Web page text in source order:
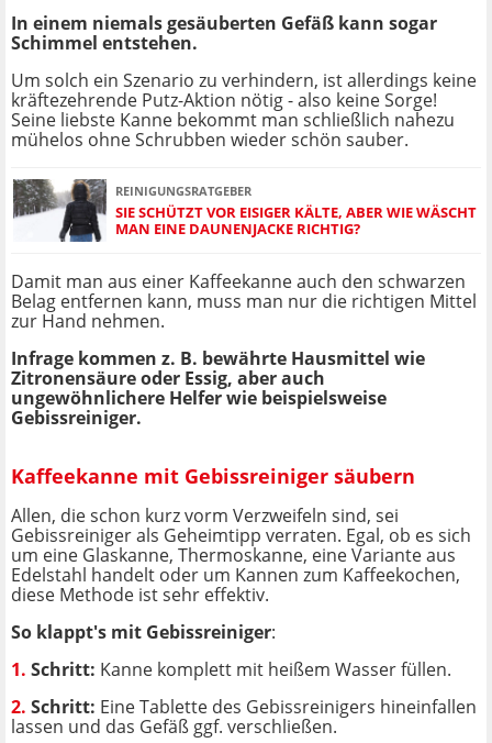
In einem niemals gesäuberten Gefäß kann sogar
Schimmel entstehen.
Um solch ein Szenario zu verhindern, ist allerdings keine
kräftezehrende Putz-Aktion nötig - also keine Sorge!
Seine liebste Kanne bekommt man schließlich nahezu
mühelos ohne Schrubben wieder schön sauber.
REINIGUNGSRATGEBER
SIE SCHÜTZT VOR EISIGER KÄLTE, ABER WIE WÄSCHT
MAN EINE DAUNENJACKE RICHTIG?
Damit man aus einer Kaffeekanne auch den schwarzen
Belag entfernen kann, muss man nur die richtigen Mittel
zur Hand nehmen.
Infrage kommen z. B. bewährte Hausmittel wie
Zitronensäure oder Essig, aber auch
ungewöhnlichere Helfer wie beispielsweise
Gebissreiniger.
Kaffeekanne mit Gebissreiniger säubern
Allen, die schon kurz vorm Verzweifeln sind, sei
Gebissreiniger als Geheimtipp verraten. Egal, ob es sich
um eine Glaskanne, Thermoskanne, eine Variante aus
Edelstahl handelt oder um Kannen zum Kaffeekochen,
diese Methode ist sehr effektiv.
So klappt's mit Gebissreiniger:
1. Schritt: Kanne komplett mit heißem Wasser füllen.
2. Schritt: Eine Tablette des Gebissreinigers hineinfallen
lassen und das Gefäß ggf. verschließen.